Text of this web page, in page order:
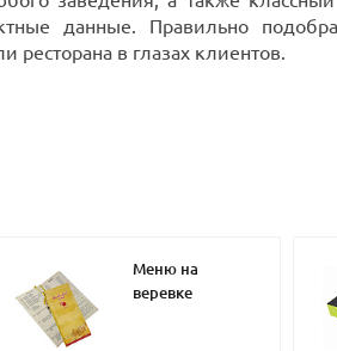
данные. Правильно
ресторана в глазах клиентов.
Меню на
веревке